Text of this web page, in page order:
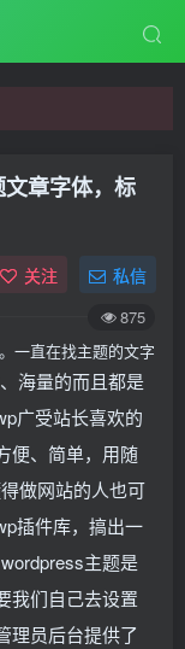
章字体，标
关注 私信
875
一直在找主题的文字
海量的而且都是
广受站长喜欢的
便、简单，用随
做网站的人也可
插件库，搞出一
主题是
我们自己去设置
理员后台提供了